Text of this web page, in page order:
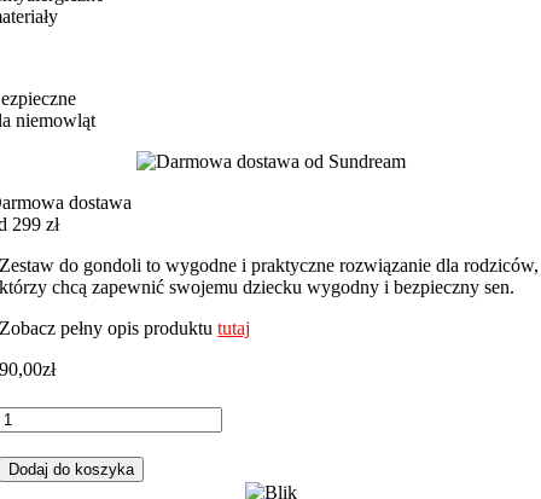
niemowląt
dostawa
299 zł
Zestaw do gondoli to wygodne i praktyczne rozwiązanie dla rodziców,
którzy chcą zapewnić swojemu dziecku wygodny i bezpieczny sen.
Zobacz pełny opis produktututaj
90,00zł
Dodaj do koszyka